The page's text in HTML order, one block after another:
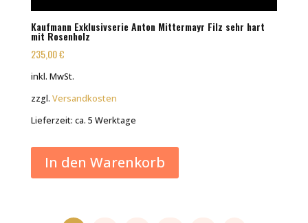
Kaufmann Exklusivserie Anton Mittermayr Filz sehr hart
mit Rosenholz
235,00€
inkl. MwSt.
zzgl. Versandkosten
Lieferzeit: ca. 5 Werktage
In den Warenkorb